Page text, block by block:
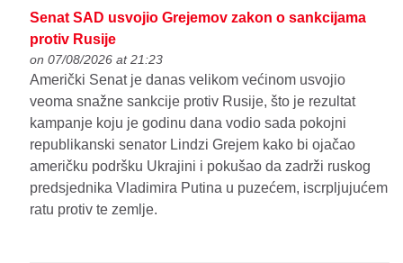
Senat SAD usvojio Grejemov zakon o sankcijama
protiv Rusije
on 07/08/2026 at 21:23
Američki Senat je danas velikom većinom usvojio
veoma snažne sankcije protiv Rusije, što je rezultat
kampanje koju je godinu dana vodio sada pokojni
republikanski senator Lindzi Grejem kako bi ojačao
američku podršku Ukrajini i pokušao da zadrži ruskog
predsjednika Vladimira Putina u puzećem, iscrpljujućem
ratu protiv te zemlje.